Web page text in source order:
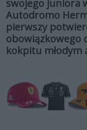
swojego juniora
Autodromo
pierwszy
obowiązkowego
kokpitu młodym